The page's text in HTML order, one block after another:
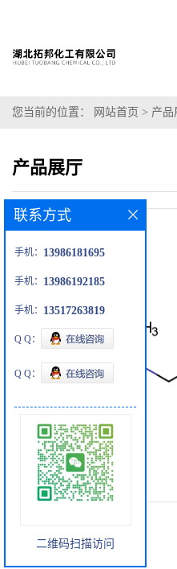
您当前的位置： 网站首页 > 产品
产品展厅
联系方式
手机： 13986181695
手机： 13986192185
手机： 13517263819
Q Q：
Q Q：
二维码扫描访问